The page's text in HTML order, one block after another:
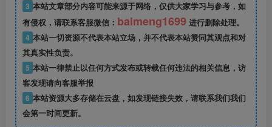
3 本站文章部分内容可能来源于网络，仅供大家学习与参考，如
有侵权，请联系客服微信： baimeng1699 进行删除处理。
4 本站一切资源不代表本站立场，并不代表本站赞同其观点和对
其真实性负责。
5 本站一律禁止以任何方式发布或转载任何违法的相关信息，访
客发现请向客服举报
6 本站资源大多存储在云盘，如发现链接失效，请联系我们我们
会第一时间更新。